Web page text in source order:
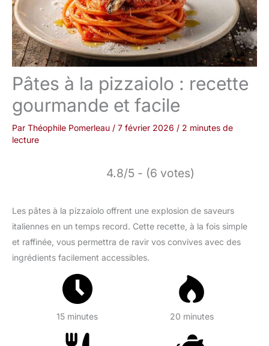
Pâtes à la pizzaiolo : recette
gourmande et facile
Par Théophile Pomerleau / 7 février 2026 / 2 minutes de
lecture
4.8/5 - (6 votes)
Les pâtes à la pizzaiolo offrent une explosion de saveurs
italiennes en un temps record. Cette recette, à la fois simple
et raffinée, vous permettra de ravir vos convives avec des
ingrédients facilement accessibles.
15 minutes 20 minutes